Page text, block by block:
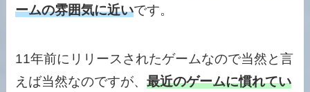
ームの雰囲気に近いです。
11年前にリリースされたゲームなので当然と言
えば当然なのですが、最近のゲームに慣れてい